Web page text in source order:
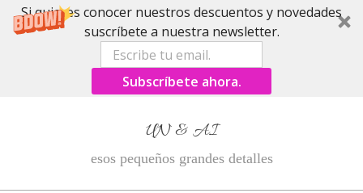
Si quieres conocer nuestros descuentos y novedades
suscríbete a nuestra newsletter.
Subscríbete ahora.
UN & AI
esos pequeños grandes detalles